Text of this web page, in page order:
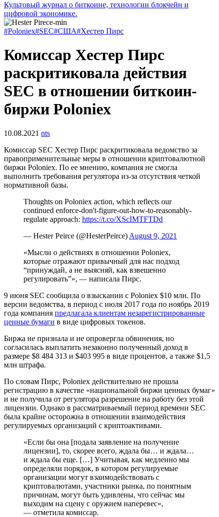
Культовый журнал о биткоине, технологии блокчейн и
цифровой экономике.
#Poloniex#SEC#США#Хестер Пирс
Комиссар Хестер Пирс
раскритиковала действия
SEC в отношении биткоин-
биржи Poloniex
10.08.2021 nts
Комиссар SEC Хестер Пирс раскритиковала ведомство за
правоприменительные меры в отношении криптовалютной
биржи Poloniex. По ее мнению, компания не смогла
выполнить требования регулятора из-за отсутствия четкой
нормативной базы.
Thoughts on Poloniex action, which reflects our
continued enforce-don't-figure-out-how-to-reasonably-
regulate approach: https://t.co/XScIMTFTDd
— Hester Peirce (@HesterPeirce) August 9, 2021
«Мысли о действиях в отношении Poloniex,
которые отражают привычный для нас подход
“принуждай, а не выясняй, как взвешенно
регулировать”», — написала Пирс.
9 июня SEC сообщила о взыскании с Poloniex $10 млн. По
версии ведомства, в период с июля 2017 года по ноябрь 2019
года компания предлагала клиентам незарегистрированные
ценные бумаги в виде цифровых токенов.
Биржа не признала и не опровергла обвинения, но
согласилась выплатить незаконно полученный доход в
размере $8 484 313 и $403 995 в виде процентов, а также $1,5
млн штрафа.
По словам Пирс, Poloniex действительно не прошла
регистрацию в качестве «национальной биржи ценных бумаг»
и не получила от регулятора разрешение на работу без этой
лицензии. Однако в рассматриваемый период времени SEC
была крайне осторожна в отношении взаимодействия
регулируемых организаций с криптоактивами.
«Если бы она [подала заявление на получение
лицензии], то, скорее всего, ждала бы… и ждала…
и ждала бы еще. […] Учитывая, как медленно мы
определяли порядок, в котором регулируемые
организации могут взаимодействовать с
криптовалютами, участники рынка, по понятным
причинам, могут быть удивлены, что сейчас мы
выходим на сцену с оружием наперевес»,
— отметила комиссар.